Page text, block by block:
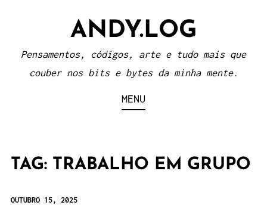
ANDY.LOG
Pensamentos, códigos, arte e tudo mais que
couber nos bits e bytes da minha mente.
MENU
TAG: TRABALHO EM GRUPO
OUTUBRO 15, 2025